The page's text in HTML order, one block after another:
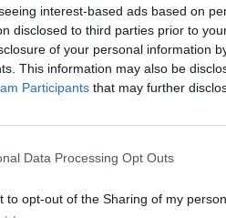
interest-based ads based on
disclosed to third parties prior to
of your personal information
This information may also be
Participants that may further
Data Processing Opt Outs
to opt-out of the Sharing of my
Σχετικά Άρθρα